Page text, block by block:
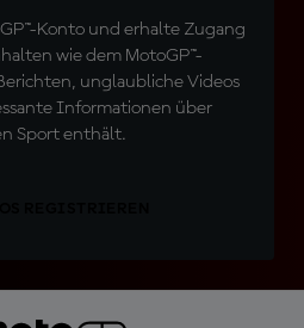
Konto und erhalte Zugang
wie dem MotoGP™-
unglaubliche Videos
Informationen über
Sport enthält.